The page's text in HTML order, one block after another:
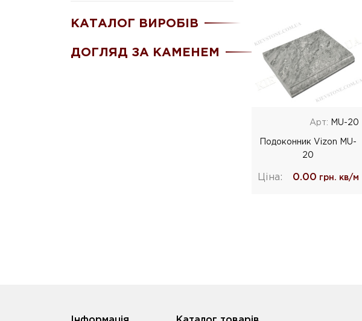
КАТАЛОГ ВИРОБІВ
ДОГЛЯД ЗА КАМЕНЕМ
Арт: MU-20
Подоконник Vizon MU-
20
Ціна: 0.00 грн. кв/м